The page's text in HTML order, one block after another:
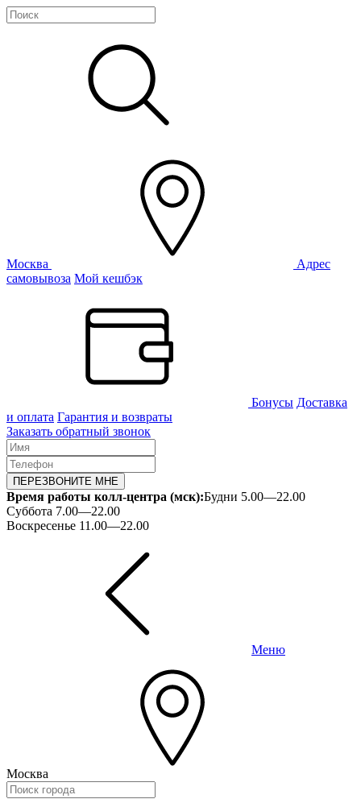
Москва
Адрес
самовывоза Мой кешбэк
Бонусы Доставка
и оплата Гарантия и возвраты
Заказать обратный звонок
ПЕРЕЗВОНИТЕ МНЕ
Время работы колл-центра (мск):Будни 5.00—22.00
Суббота 7.00—22.00
Воскресенье 11.00—22.00
Меню
Москва